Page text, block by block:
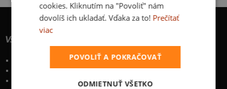
Všetko o nákupe
Poštovné a spôsoby doručenia
Garancia výmeny a vrátenia
cookies. Kliknutím na "Povoliť" nám
dovolíš ich ukladať. Vďaka za to! Prečítať
viac
POVOLIŤ A POKRAČOVAŤ
ODMIETNUŤ VŠETKO